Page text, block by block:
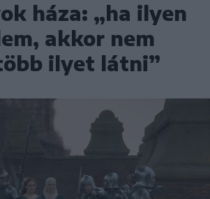
háza: „ha ilyen
akkor nem
ilyet látni”